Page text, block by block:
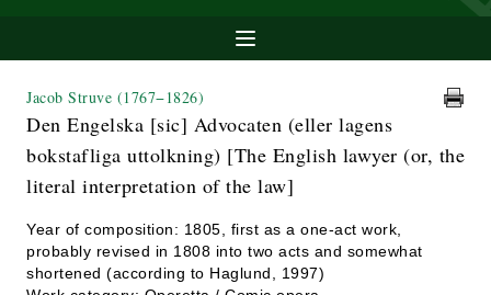
Jacob Struve (1767−1826)
Den Engelska [sic] Advocaten (eller lagens
bokstafliga uttolkning) [The English lawyer (or, the
literal interpretation of the law]
Year of composition: 1805, first as a one-act work,
probably revised in 1808 into two acts and somewhat
shortened (according to Haglund, 1997)